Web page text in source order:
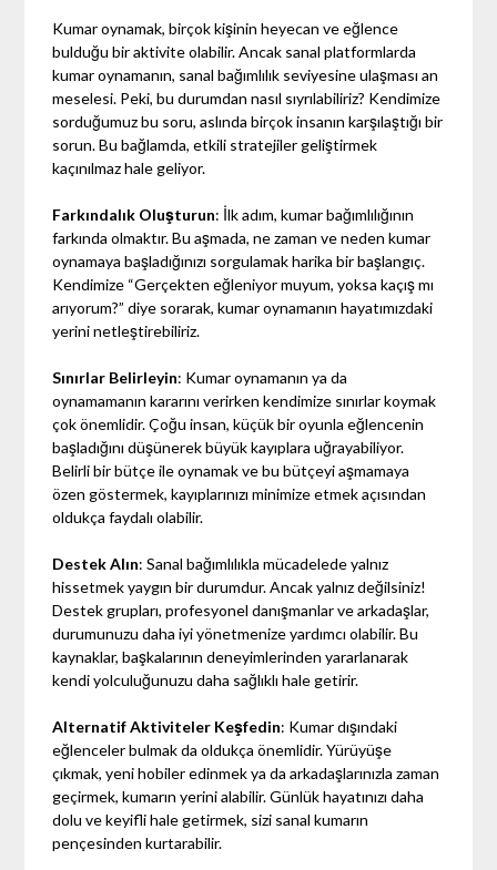
Kumar oynamak, birçok kişinin heyecan ve eğlence
bulduğu bir aktivite olabilir. Ancak sanal platformlarda
kumar oynamanın, sanal bağımlılık seviyesine ulaşması an
meselesi. Peki, bu durumdan nasıl sıyrılabiliriz? Kendimize
sorduğumuz bu soru, aslında birçok insanın karşılaştığı bir
sorun. Bu bağlamda, etkili stratejiler geliştirmek
kaçınılmaz hale geliyor.
Farkındalık Oluşturun: İlk adım, kumar bağımlılığının
farkında olmaktır. Bu aşmada, ne zaman ve neden kumar
oynamaya başladığınızı sorgulamak harika bir başlangıç.
Kendimize “Gerçekten eğleniyor muyum, yoksa kaçış mı
arıyorum?” diye sorarak, kumar oynamanın hayatımızdaki
yerini netleştirebiliriz.
Sınırlar Belirleyin: Kumar oynamanın ya da
oynamamanın kararını verirken kendimize sınırlar koymak
çok önemlidir. Çoğu insan, küçük bir oyunla eğlencenin
başladığını düşünerek büyük kayıplara uğrayabiliyor.
Belirli bir bütçe ile oynamak ve bu bütçeyi aşmamaya
özen göstermek, kayıplarınızı minimize etmek açısından
oldukça faydalı olabilir.
Destek Alın: Sanal bağımlılıkla mücadelede yalnız
hissetmek yaygın bir durumdur. Ancak yalnız değilsiniz!
Destek grupları, profesyonel danışmanlar ve arkadaşlar,
durumunuzu daha iyi yönetmenize yardımcı olabilir. Bu
kaynaklar, başkalarının deneyimlerinden yararlanarak
kendi yolculuğunuzu daha sağlıklı hale getirir.
Alternatif Aktiviteler Keşfedin: Kumar dışındaki
eğlenceler bulmak da oldukça önemlidir. Yürüyüşe
çıkmak, yeni hobiler edinmek ya da arkadaşlarınızla zaman
geçirmek, kumarın yerini alabilir. Günlük hayatınızı daha
dolu ve keyifli hale getirmek, sizi sanal kumarın
pençesinden kurtarabilir.